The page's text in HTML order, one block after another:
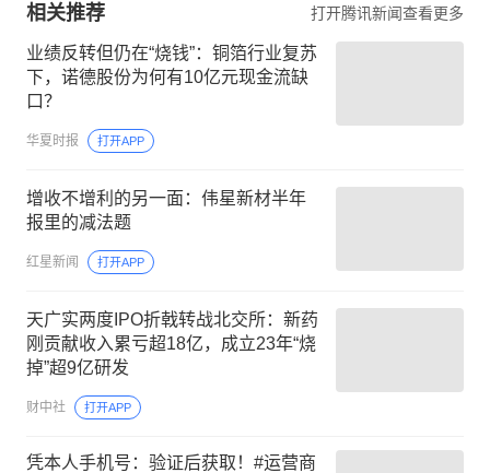
相关推荐 打开腾讯新闻查看更多
业绩反转但仍在“烧钱”：铜箔行业复苏
下，诺德股份为何有10亿元现金流缺
口？
华夏时报 打开APP
增收不增利的另一面：伟星新材半年
报里的减法题
红星新闻 打开APP
天广实两度IPO折戟转战北交所：新药
刚贡献收入累亏超18亿，成立23年“烧
掉”超9亿研发
财中社 打开APP
凭本人手机号：验证后获取！#运营商